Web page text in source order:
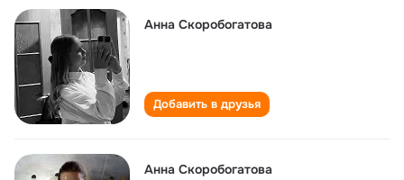
Анна Скоробогатова
Добавить в друзья
Анна Скоробогатова